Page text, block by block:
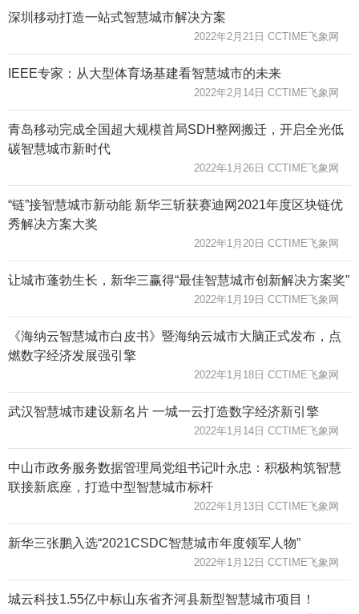
深圳移动打造一站式智慧城市解决方案
2022年2月21日 CCTIME飞象网
IEEE专家：从大型体育场基建看智慧城市的未来
2022年2月14日 CCTIME飞象网
青岛移动完成全国超大规模首局SDH整网搬迁，开启全光低
碳智慧城市新时代
2022年1月26日 CCTIME飞象网
“链”接智慧城市新动能 新华三斩获赛迪网2021年度区块链优
秀解决方案大奖
2022年1月20日 CCTIME飞象网
让城市蓬勃生长，新华三赢得“最佳智慧城市创新解决方案奖”
2022年1月19日 CCTIME飞象网
《海纳云智慧城市白皮书》暨海纳云城市大脑正式发布，点
燃数字经济发展强引擎
2022年1月18日 CCTIME飞象网
武汉智慧城市建设新名片 一城一云打造数字经济新引擎
2022年1月14日 CCTIME飞象网
中山市政务服务数据管理局党组书记叶永忠：积极构筑智慧
联接新底座，打造中型智慧城市标杆
2022年1月13日 CCTIME飞象网
新华三张鹏入选“2021CSDC智慧城市年度领军人物”
2022年1月12日 CCTIME飞象网
城云科技1.55亿中标山东省齐河县新型智慧城市项目！